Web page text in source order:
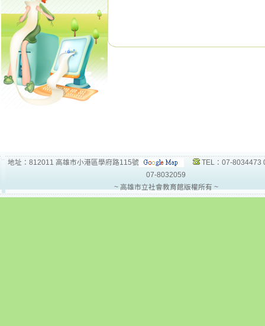
地址：812011 高雄市小港區學府路115號
TEL：07-8034473
07-8032059
~ 高雄市立社會教育館版權所有 ~